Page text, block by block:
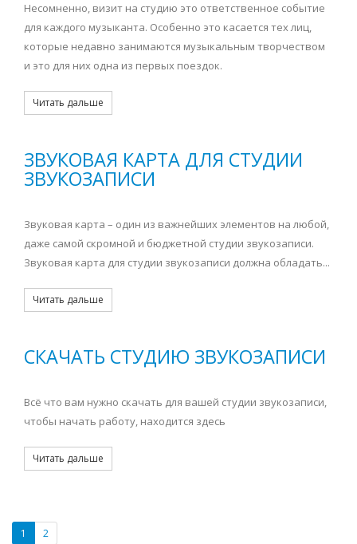
Несомненно, визит на студию это ответственное событие
для каждого музыканта. Особенно это касается тех лиц,
которые недавно занимаются музыкальным творчеством
и это для них одна из первых поездок.
Читать дальше
ЗВУКОВАЯ КАРТА ДЛЯ СТУДИИ
ЗВУКОЗАПИСИ
Звуковая карта – один из важнейших элементов на любой,
даже самой скромной и бюджетной студии звукозаписи.
Звуковая карта для студии звукозаписи должна обладать...
Читать дальше
СКАЧАТЬ СТУДИЮ ЗВУКОЗАПИСИ
Всё что вам нужно скачать для вашей студии звукозаписи,
чтобы начать работу, находится здесь
Читать дальше
1 2